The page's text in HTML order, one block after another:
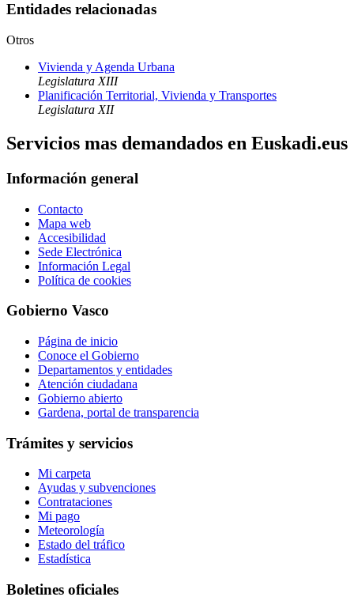
Entidades relacionadas
Otros
Vivienda y Agenda Urbana
Legislatura XIII
Planificación Territorial, Vivienda y Transportes
Legislatura XII
Servicios mas demandados en Euskadi.eus
Información general
Contacto
Mapa web
Accesibilidad
Sede Electrónica
Información Legal
Política de cookies
Gobierno Vasco
Página de inicio
Conoce el Gobierno
Departamentos y entidades
Atención ciudadana
Gobierno abierto
Gardena, portal de transparencia
Trámites y servicios
Mi carpeta
Ayudas y subvenciones
Contrataciones
Mi pago
Meteorología
Estado del tráfico
Estadística
Boletines oficiales